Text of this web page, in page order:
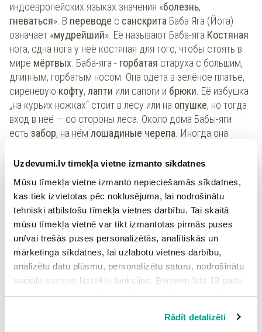
Uzdevumi.lv tīmekļa vietne izmanto sīkdatnes
Mūsu tīmekļa vietne izmanto nepieciešamās sīkdatnes,
kas tiek izvietotas pēc noklusējuma, lai nodrošinātu
tehniski atbilstošu tīmekļa vietnes darbību. Tai skaitā
mūsu tīmekļa vietnē var tikt izmantotas pirmās puses
un/vai trešās puses personalizētās, analītiskās un
mārketinga sīkdatnes, lai uzlabotu vietnes darbību,
analizētu datu plūsmu, personalizētu saturu, nodrošinātu
sociālo saziņas līdzekļu funkcijas. Bērniem līdz 13 gadu
vecumam pirms izvēles veikšanas ir jāprasa vecāka vai
Spiežot uz pogas “Apstiprināt visas”, Jūs piekrītat visām
Rādīt detalizēti
индоевропейских языках значения «болезнь,
гневаться». В переводе с санскрита Баба Яга (Йога)
означает «мудрейший». Её называют Баба-яга Костяная
нога, одна нога у неё костяная для того, чтобы стоять в
мире мёртвых. Баба-яга - горбатая старуха с большим,
длинным, горбатым носом. Она одета в зелёное платье,
сиреневую кофту, лапти или сапоги и брюки. Её избушка
„на курьих ножках“ стоит в лесу или на опушке, но тогда
вход в неё — со стороны леса. Около дома Бабы-яги
есть забор, на нём лошадиные черепа. Иногда она
гуси-лебеди, «трипарырук» и тривсадника(белый,
Vai apgalvojums ir pareizs? Atzīmē!
1.Баба-яга умеет летать и колдует в ступе.
нет